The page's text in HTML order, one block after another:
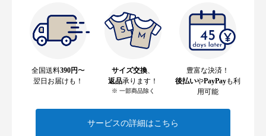
全国送料390円〜
翌日お届けも！
サイズ交換
返品承ります！
※ 一部商品除く
豊富な決済！
後払いやPayPayも利
用可能
サービスの詳細はこちら